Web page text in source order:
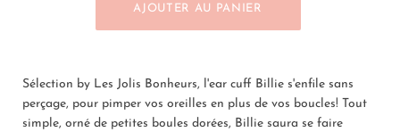
Sélection by Les Jolis Bonheurs, l'ear cuff Billie s'enfile sans
perçage, pour pimper vos oreilles en plus de vos boucles! Tout
simple, orné de petites boules dorées, Billie saura se faire